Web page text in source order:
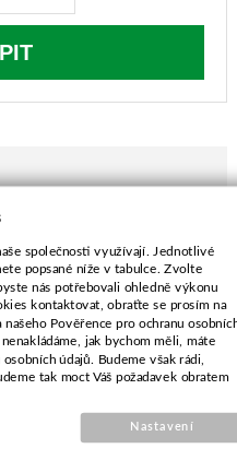
3/8-1,6
společnosti využívají. Jednotlivé
popsané níže v tabulce. Zvolte
nás potřebovali ohledně výkonu
kontaktovat, obraťte se prosím na
Pověřence pro ochranu
jak bychom měli, máte
údajů. Budeme však rádi,
tak moct Váš požadavek obratem
Nastavení